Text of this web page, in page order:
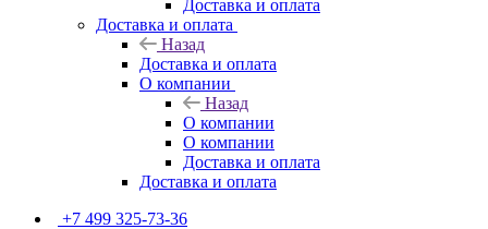
Доставка и оплата
Доставка и оплата
Назад
Доставка и оплата
О компании
Назад
О компании
О компании
Доставка и оплата
Доставка и оплата
+7 499 325-73-36